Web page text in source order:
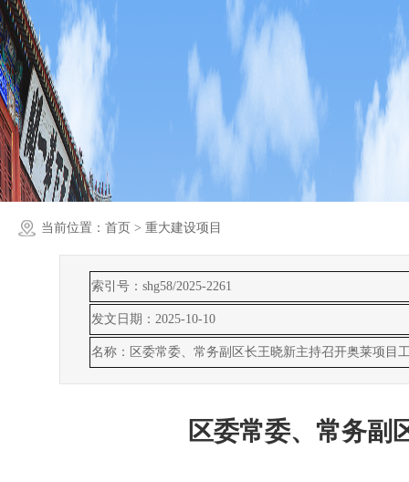
当前位置： 首页 > 重大建设项目
索引号：shg58/2025-2261
发文日期：2025-10-10
名称：区委常委、常务副区长王晓新主持召开奥莱项目
区委常委、常务副